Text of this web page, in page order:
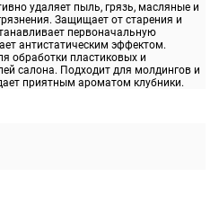
удаляет пыль, грязь, масляные и
Защищает от старения и
первоначальную
антистатическим эффектом.
обработки пластиковых и
салона. Подходит для молдингов и
приятным ароматом клубники.